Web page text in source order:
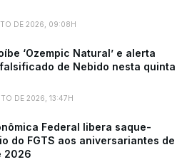
DE 2026, 09:08H
‘Ozempic Natural’ e alerta
de Nebido nesta quinta
DE 2026, 13:47H
Federal libera saque-
do FGTS aos aniversariantes de
2026